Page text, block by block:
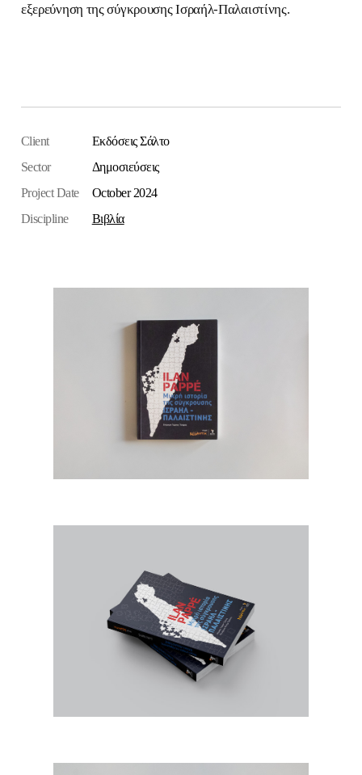
εξερεύνηση της σύγκρουσης Ισραήλ-Παλαιστίνης.
Client
Εκδόσεις Σάλτο
Sector
Δημοσιεύσεις
Project Date
October 2024
Discipline
Βιβλία